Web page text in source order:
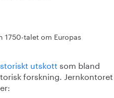
1750-talet om Europas
utskottsom bland
forskning. Jernkontoret